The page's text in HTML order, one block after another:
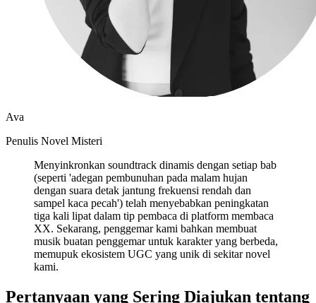
Ava
Penulis Novel Misteri
Menyinkronkan soundtrack dinamis dengan setiap bab
(seperti 'adegan pembunuhan pada malam hujan
dengan suara detak jantung frekuensi rendah dan
sampel kaca pecah') telah menyebabkan peningkatan
tiga kali lipat dalam tip pembaca di platform membaca
XX. Sekarang, penggemar kami bahkan membuat
musik buatan penggemar untuk karakter yang berbeda,
memupuk ekosistem UGC yang unik di sekitar novel
kami.
Pertanyaan yang Sering Diajukan tentang